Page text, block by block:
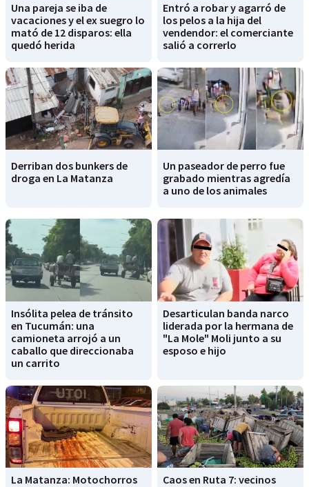
Una pareja se iba de
vacaciones y el ex suegro lo
mató de 12 disparos: ella
quedó herida
Entró a robar y agarró de
los pelos a la hija del
vendendor: el comerciante
salió a correrlo
Derriban dos bunkers de
droga en La Matanza
Un paseador de perro fue
grabado mientras agredía
a uno de los animales
Insólita pelea de tránsito
en Tucumán: una
camioneta arrojó a un
caballo que direccionaba
un carrito
Desarticulan banda narco
liderada por la hermana de
"La Mole" Moli junto a su
esposo e hijo
La Matanza: Motochorros
Caos en Ruta 7: vecinos